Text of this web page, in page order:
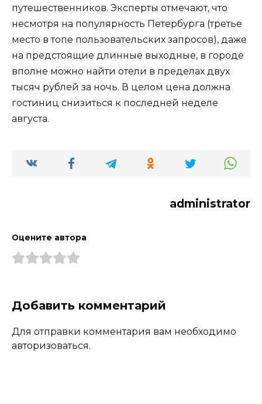
путешественников. Эксперты отмечают, что
несмотря на популярность Петербурга (третье
место в топе пользовательских запросов), даже
на предстоящие длинные выходные, в городе
вполне можно найти отели в пределах двух
тысяч рублей за ночь. В целом цена должна
гостиниц снизиться к последней неделе
августа.
administrator
Оцените автора
Добавить комментарий
Для отправки комментария вам необходимо
авторизоваться.